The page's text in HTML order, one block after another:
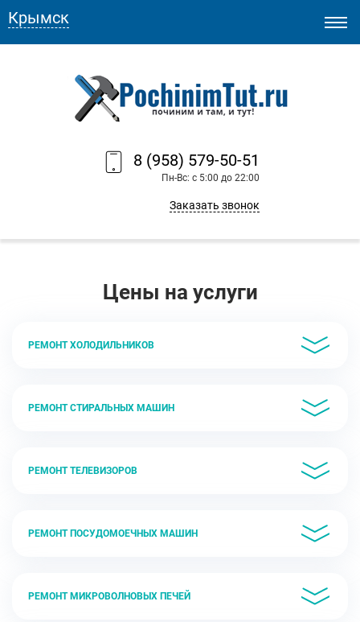
8 (958) 579-50-51
Пн-Вс: с 5:00 до 22:00
Заказать звонок
Крымск
Цены на услуги
РЕМОНТ ХОЛОДИЛЬНИКОВ
РЕМОНТ СТИРАЛЬНЫХ МАШИН
РЕМОНТ ТЕЛЕВИЗОРОВ
РЕМОНТ ПОСУДОМОЕЧНЫХ МАШИН
РЕМОНТ МИКРОВОЛНОВЫХ ПЕЧЕЙ